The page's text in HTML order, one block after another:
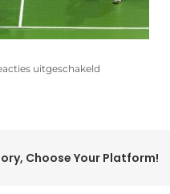
uitgeschakeld
Choose Your Platform!